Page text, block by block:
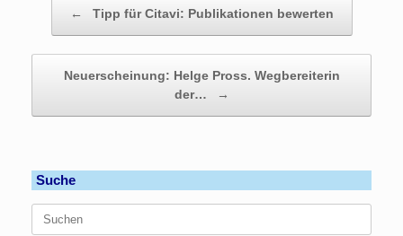
← Tipp für Citavi: Publikationen bewerten
Neuerscheinung: Helge Pross. Wegbereiterin
der…
→
Suche
nach: